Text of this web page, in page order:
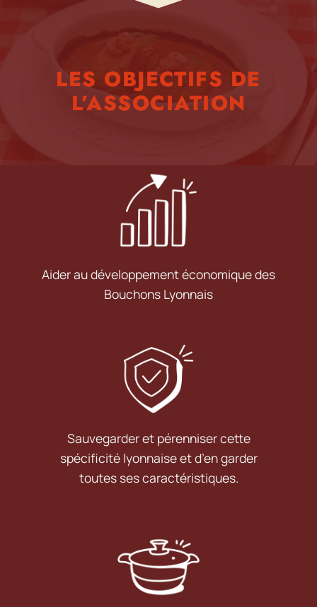
LES OBJECTIFS DE
L’ASSOCIATION
Aider au développement économique des
Bouchons Lyonnais
Sauvegarder et pérenniser cette
spécificité lyonnaise et d’en garder
toutes ses caractéristiques.